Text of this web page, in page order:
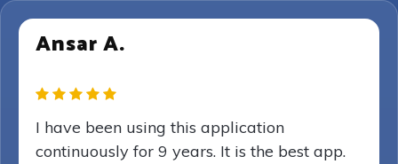
Ansar A.
I have been using this application
continuously for 9 years. It is the best app.